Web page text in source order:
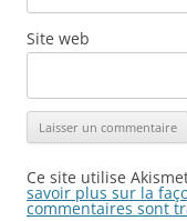
Site web
Ce site utilise
savoir plus sur la
commentaires sont